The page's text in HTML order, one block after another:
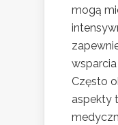
mogą
Często
aspekty